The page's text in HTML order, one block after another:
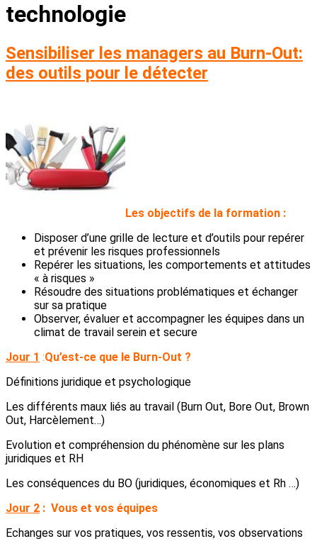
technologie
Sensibiliser les managers au Burn-Out:
des outils pour le détecter
Les objectifs de la formation :
Disposer d’une grille de lecture et d’outils pour repérer
et prévenir les risques professionnels
Repérer les situations, les comportements et attitudes
« à risques »
Résoudre des situations problématiques et échanger
sur sa pratique
Observer, évaluer et accompagner les équipes dans un
climat de travail serein et secure
Jour 1 :Qu’est-ce que le Burn-Out ?
Définitions juridique et psychologique
Les différents maux liés au travail (Burn Out, Bore Out, Brown
Out, Harcèlement…)
Evolution et compréhension du phénomène sur les plans
juridiques et RH
Les conséquences du BO (juridiques, économiques et Rh …)
Jour 2 : Vous et vos équipes
Echanges sur vos pratiques, vos ressentis, vos observations